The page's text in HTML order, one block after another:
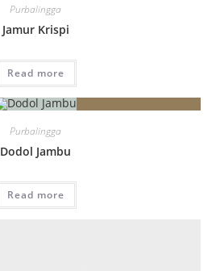
Purbalingga
Jamur Krispi
Read more
Purbalingga
Dodol Jambu
Read more